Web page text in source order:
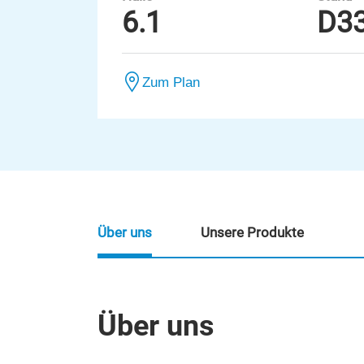
6.1
Zum Plan
Über uns
Über uns Unsere Produkte